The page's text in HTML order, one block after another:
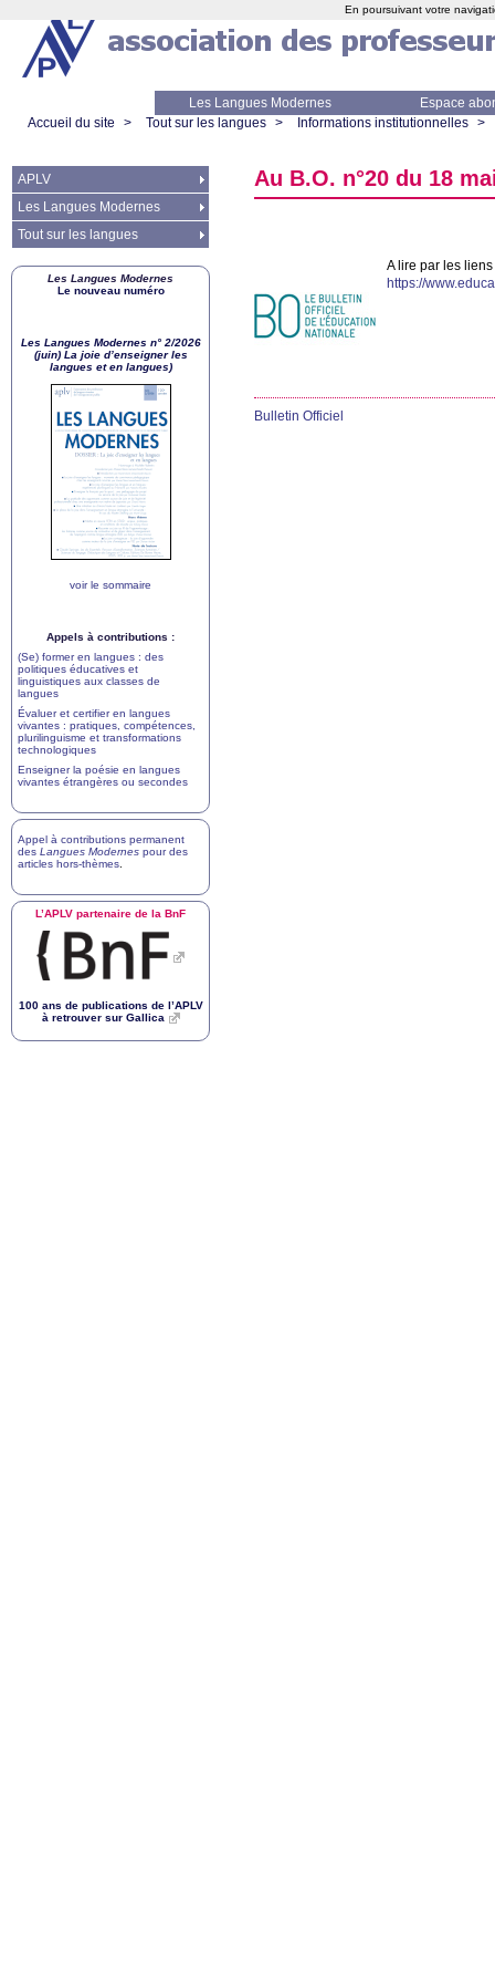
Les Langues Modernes
Espace
Accueil du site
> Tout sur les langues > Informations institutionnelles >
Au B.O. n°20 du 18
A lire par les liens
https://
Bulletin Officiel
APLV
Les Langues Modernes
Tout sur les langues
Les Langues Modernes
Le nouveau numéro
Les Langues Modernes n° 2/2026
(juin) La joie d’enseigner les
langues et en langues)
voir le sommaire
Appels à contributions :
(Se) former en langues : des
politiques éducatives et
linguistiques aux classes de
langues
Évaluer et certifier en langues
vivantes : pratiques, compétences,
plurilinguisme et transformations
technologiques
Enseigner la poésie en langues
vivantes étrangères ou secondes
Appel à contributions permanent
des Langues Modernes pour des
articles hors-thèmes
L’APLV partenaire de la BnF
100 ans de publications de l’APLV
à retrouver sur Gallica
En poursuivant votre